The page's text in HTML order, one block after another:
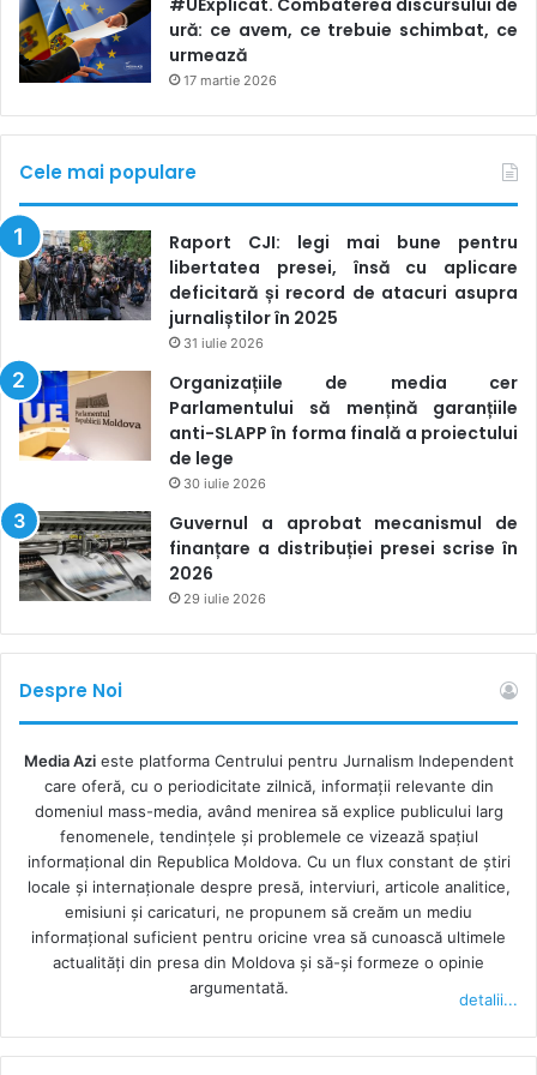
clasificarea sistemelor AI după nivelul de risc:
Risc inacceptabil:sisteme complet interzise —
recunoașterea biometrică neautorizată;
Risc ridicat:sisteme permise doar cu cerințe stricte
— documentație tehnică, testări riguroase,
supraveghere umană obligatorie. Exemple: AI în
diagnostic medical, evaluarea candidaților,
supravegherea selectivă;
Risc redus sau neglijabil:
transparență — utilizatorul trebuie informat că
interacționează cu un sistem AI (de exemplu,
chatboți).
Regulamentul impune, de asemenea:
Evaluări de impact asupra drepturilor fundamentale
pentru sistemele cu risc ridicat destinate sectorului
public;
Crearea unui Oficiu pentru AI la nivelul Comisiei
Europene și a unor autorități naționale de
supraveghere în fiecare stat membru.
Regulamentul se aplică alături de GDPR (Regulamentul
General privind Protecția Datelor) și de Directiva revizuită
privind răspunderea pentru produse, care extinde
răspunderea furnizorilor la software și sisteme AI.
CE SE SCHIMBĂ ÎN PRACTICĂ?
ură: ce avem, ce trebuie schimbat, ce
urmează
17 martie 2026
Cele mai populare
Raport CJI: legi mai bune pentru
libertatea presei, însă cu aplicare
deficitară și record de atacuri asupra
jurnaliștilor în 2025
31 iulie 2026
Organizațiile de media cer
Parlamentului să mențină garanțiile
anti-SLAPP în forma finală a proiectului
de lege
30 iulie 2026
Guvernul a aprobat mecanismul de
finanțare a distribuției presei scrise în
2026
29 iulie 2026
Despre Noi
Media Azieste platforma Centrului pentru Jurnalism Independent
care oferă, cu o periodicitate zilnică, informații relevante din
domeniul mass-media, având menirea să explice publicului larg
fenomenele, tendințele și problemele ce vizează spațiul
informațional din Republica Moldova. Cu un flux constant de ştiri
locale şi internaţionale despre presă, interviuri, articole analitice,
emisiuni și caricaturi, ne propunem să creăm un mediu
informaţional suficient pentru oricine vrea să cunoască ultimele
actualităţi din presa din Moldova şi să-şi formeze o opinie
argumentată.
detalii...